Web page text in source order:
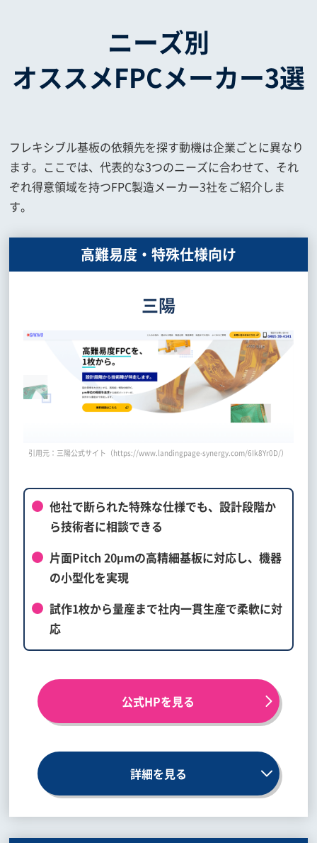
ニーズ別
オススメFPCメーカー3選
フレキシブル基板の依頼先を探す動機は企業ごとに異なり
ます。ここでは、代表的な3つのニーズに合わせて、それ
ぞれ得意領域を持つFPC製造メーカー3社をご紹介しま
す。
高難易度・特殊仕様向け
三陽
引用元：三陽公式サイト（https://www.landingpage-synergy.com/6Ik8Yr0D/）
他社で断られた特殊な仕様でも、設計段階か
ら技術者に相談できる
片面Pitch 20μmの高精細基板に対応し、機器
の小型化を実現
試作1枚から量産まで社内一貫生産で柔軟に対
応
公式HPを見る
詳細を見る